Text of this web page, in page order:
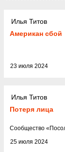
Илья Титов
Американ сбой
23 июля 2024
Илья Титов
Потеря лица
25 июля 2024
Cообщество «